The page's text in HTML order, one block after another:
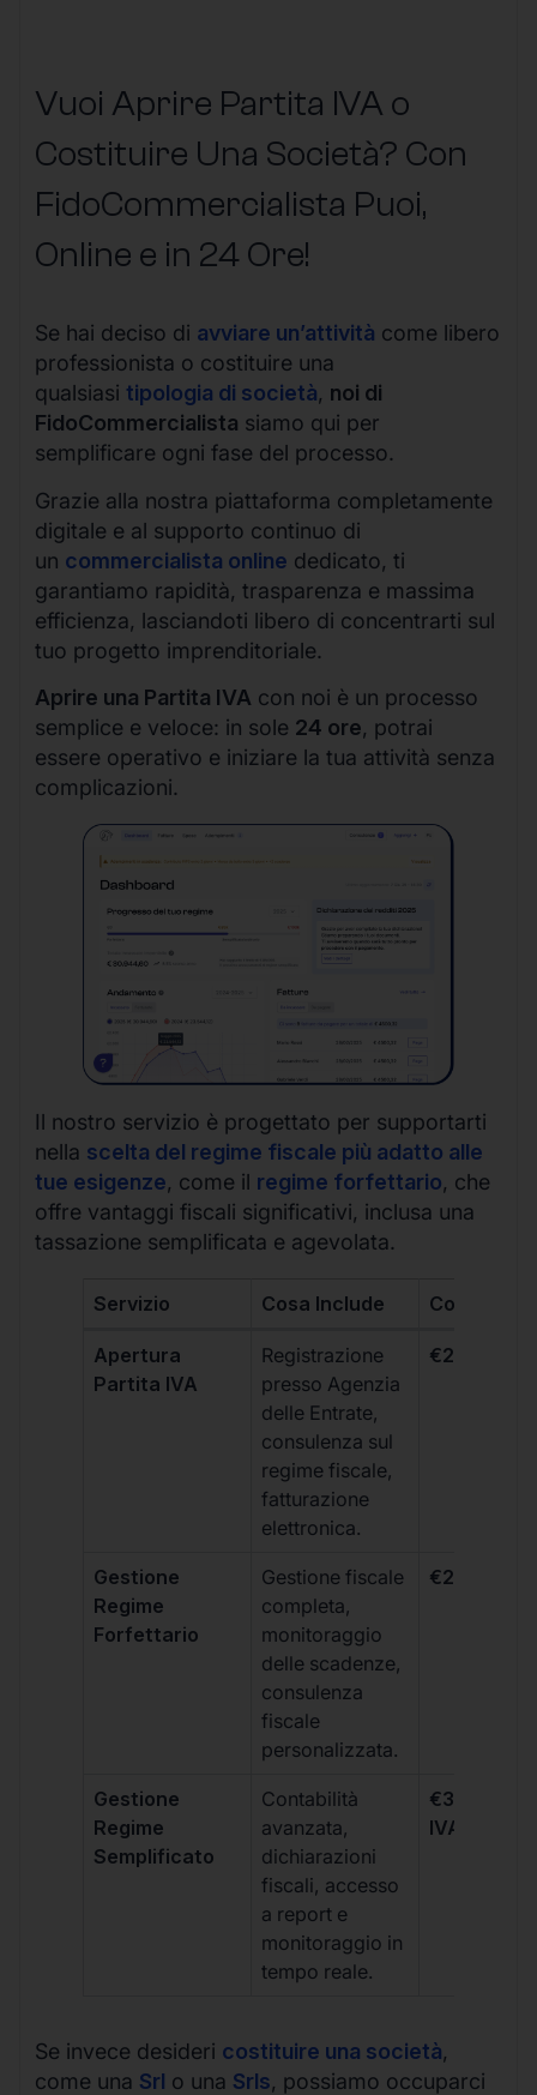
Vuoi Aprire Partita IVA o
Costituire Una Società? Con
FidoCommercialista Puoi,
Online e in 24 Ore!
Se hai deciso di avviare un’attività come libero
professionista o costituire una
qualsiasi tipologia di società, noi di
FidoCommercialista siamo qui per
semplificare ogni fase del processo.
Grazie alla nostra piattaforma completamente
digitale e al supporto continuo di
un commercialista online dedicato, ti
garantiamo rapidità, trasparenza e massima
efficienza, lasciandoti libero di concentrarti sul
tuo progetto imprenditoriale.
Aprire una Partita IVA con noi è un processo
semplice e veloce: in sole 24 ore, potrai
essere operativo e iniziare la tua attività senza
complicazioni.
Il nostro servizio è progettato per supportarti
nella scelta del regime fiscale più adatto alle
tue esigenze, come il regime forfettario, che
offre vantaggi fiscali significativi, inclusa una
tassazione semplificata e agevolata.
Servizio Cosa Include Costo
Apertura
Partita IVA
Registrazione
presso Agenzia
delle Entrate,
consulenza sul
regime fiscale,
fatturazione
elettronica.
€264 +
Gestione
Regime
Forfettario
Gestione fiscale
completa,
monitoraggio
delle scadenze,
consulenza
fiscale
personalizzata.
€264 +
Gestione
Regime
Semplificato
Contabilità
avanzata,
dichiarazioni
fiscali, accesso
a report e
monitoraggio in
tempo reale.
€333 +
IVA/
Se invece desideri costituire una società,
come una Srl o una Srls, possiamo occuparci